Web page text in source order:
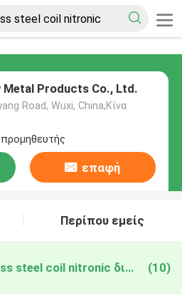
Metal Products Co., Ltd.
Road, Wuxi, China,Κίνα
επαφή
Περίπου εμείς
cold rolled stainless steel coil nitronic διαδικτυακή κατασκευή (10)